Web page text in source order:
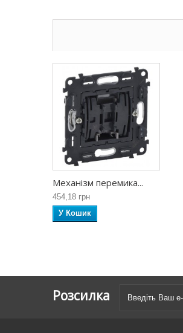
Механізм перемика...
454,18 грн
У Кошик
Розсилка